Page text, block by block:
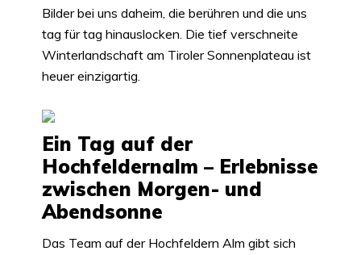
Bilder bei uns daheim, die berühren und die uns
tag für tag hinauslocken. Die tief verschneite
Winterlandschaft am Tiroler Sonnenplateau ist
heuer einzigartig.
Ein Tag auf der
Hochfeldernalm – Erlebnisse
zwischen Morgen- und
Abendsonne
Das Team auf der Hochfeldern Alm gibt sich